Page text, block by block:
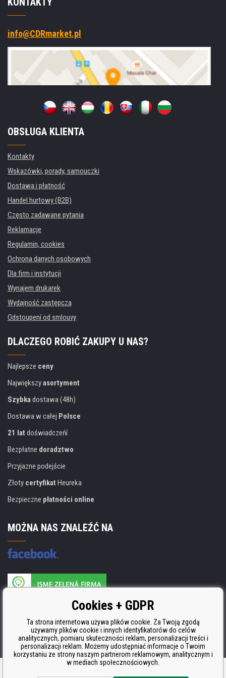
info@CDRmarket.pl
OBSŁUGA KLIENTA
Kontakty
Wskazówki, porady, samouczki
Dostawa i płatność
Handel hurtowy (B2B)
Często zadawane pytania
Reklamacje
Regulamin, cookies
Ochrona danych osobowych
Dla firm i instytucji
Wynajem drukarek
Wydajność zastępcza
Odstoupení od smlouvy
DLACZEGO ROBIĆ ZAKUPY U NAS?
Najlepsze ceny
Największyasortyment
Szybkadostawa (48h)
Dostawa w całej Polsce
21 lat doświadczeńí
Bezpłatne doradztwo
Przyjazne podejście
Złoty certyfikat Heureka
Bezpieczne płatności online
MOŻNA NAS ZNALEŹĆ NA
Producent wkładów posiada certyfikat
ISO 9001, ISO 14001 i STMC.Cookies + GDPR
Ta strona internetowa używa plików cookie. Za Twoją zgodą
używamy plików cookie i innych identyfikatorów do celów
analitycznych, pomiaru skuteczności reklam, personalizacji treści i
personalizacji reklam. Możemy udostępniać informacje o Twoim
korzystaniu ze strony naszym partnerom reklamowym, analitycznym i
w mediach społecznościowych.